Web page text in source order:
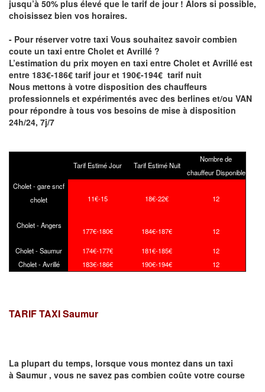
jusqu’à 50% plus élevé que le tarif de jour ! Alors si possible,
choisissez bien vos horaires.
- Pour réserver votre taxi Vous souhaitez savoircombien
coute un taxi entre Cholet et Avrillé ?
L’estimation du prix moyen en taxi entre Cholet et Avrillé est
entre 183€-186€ tarif jour et 190€-194€ tarif nuit
Nous mettons à votre disposition des chauffeurs
professionnels et expérimentés avec des berlines et/ou VAN
pour répondre à tous vos besoins de mise à disposition
24h/24, 7j/7
Tarif Estimé Jour Tarif Estimé Nuit
Nombre de
chauffeur Disponible
Cholet - gare sncf
cholet
11€-15 18€-22€ 12
Cholet - Angers
177€-180€ 184€-187€ 12
Cholet - Saumur 174€-177€ 181€-185€
12
Cholet - Avrillé
183€-186€ 190€-194€ 12
TARIF TAXI Saumur
La plupart du temps, lorsque vous montez dans un taxi
à Saumur, vous ne savez pas combien coûte votre course